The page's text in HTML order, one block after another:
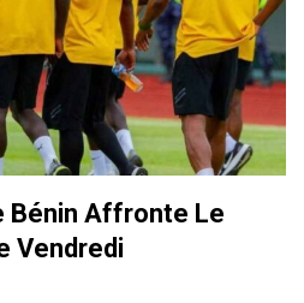
Bénin Affronte Le
Vendredi